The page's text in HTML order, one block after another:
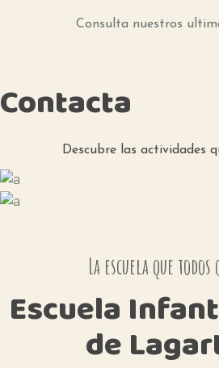
Consulta nuestros
Contacta
Descubre las actividades
La escuela que
Escuela
de